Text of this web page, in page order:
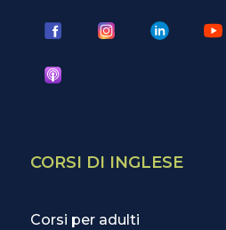
CORSI DI INGLESE
Corsi per adulti